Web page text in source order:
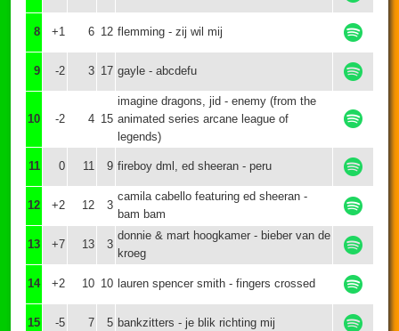
8 +1 6 12 flemming - zij wil mij
9 -2 3 17 gayle - abcdefu
10 -2 4 15
imagine dragons, jid - enemy (from the
animated series arcane league of
legends)
11 0 11 9 fireboy dml, ed sheeran - peru
12 +2 12 3
camila cabello featuring ed sheeran -
bam bam
13 +7 13 3
donnie & mart hoogkamer - bieber van de
kroeg
14 +2 10 10 lauren spencer smith - fingers crossed
15 -5 7 5 bankzitters - je blik richting mij